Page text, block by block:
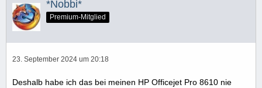
*Nobbi*
Premium-Mitglied
23. September 2024 um 20:18
Deshalb habe ich das bei meinen HP Officejet Pro 8610 nie